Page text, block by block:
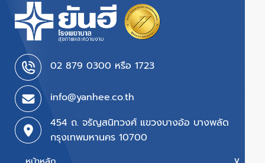
02 879 0300 หรือ 1723
info@yanhee.co.th
454 ถ. จรัญสนิทวงศ์ แขวงบางอ้อ บางพลัด
กรุงเทพมหานคร 10700